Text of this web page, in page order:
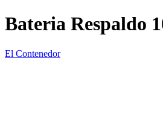
Bateria Respaldo
El Contenedor